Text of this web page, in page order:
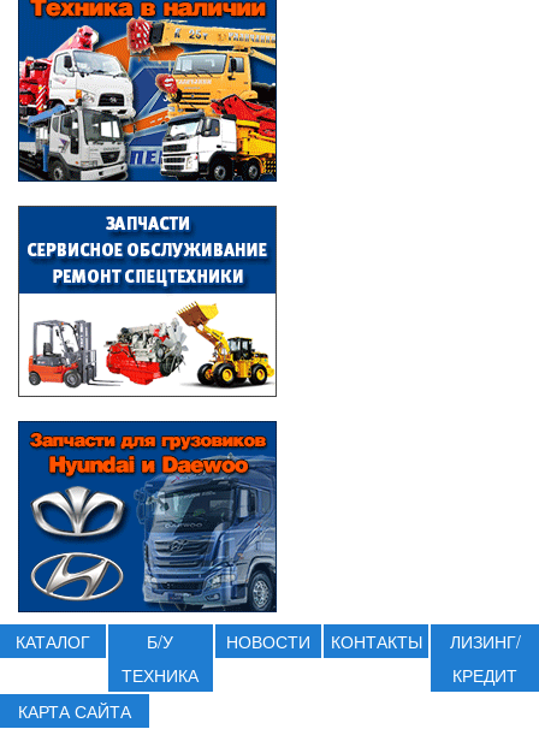
КАТАЛОГ
Б/У
ТЕХНИКА
НОВОСТИ КОНТАКТЫ
ЛИЗИНГ/
КРЕДИТ
КАРТА САЙТА